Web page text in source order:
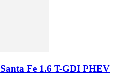
Fe 1.6 T-GDI PHEV